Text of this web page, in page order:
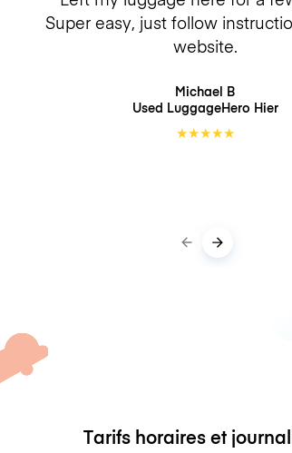
Super easy, just follow
website.
Michael B
Used LuggageHero Hier
★★★★★
Tarifs horaires et